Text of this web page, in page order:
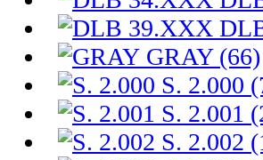
GRAY (66)
S. 2.000
S. 2.001
S. 2.002